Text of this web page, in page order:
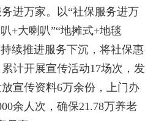
万家。以“社保服务进万
+大喇叭”“地摊式+地毯
续推进服务下沉，将社保惠
计开展宣传活动17场次，发
宣传资料6万余份，上门办
余人次，确保21.78万养老